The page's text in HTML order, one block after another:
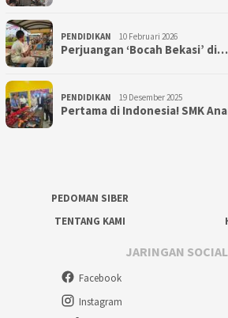
PENDIDIKAN 10 Februari 2026
Perjuangan ‘Bocah Bekasi’ di…
PENDIDIKAN 19 Desember 2025
Pertama di Indonesia! SMK
PEDOMAN SIBER
TENTANG KAMI
JARINGAN SOCIAL
Facebook
Instagram